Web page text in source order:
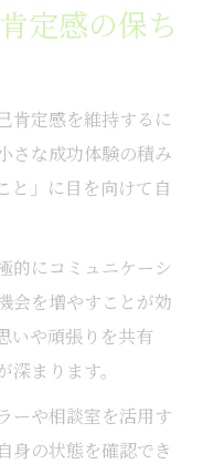
定感の保ち
肯定感を維持するに
さな成功体験の積み
と」に目を向けて自
的にコミュニケーシ
会を増やすことが効
いや頑張りを共有
まります。
ーや相談室を活用す
身の状態を確認でき